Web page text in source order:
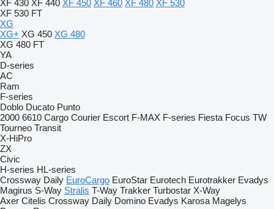
XF 430 XF 440 XF 450 XF 460 XF 480 XF 530
XF 530 FT
XG
XG+ XG 450 XG 480
XG 480 FT
YA
D-series
AC
Ram
F-series
Doblo Ducato Punto
2000 6610 Cargo Courier Escort F-MAX F-series Fiesta Focus TW
Tourneo Transit
X-HiPro
ZX
Civic
H-series HL-series
Crossway Daily EuroCargo EuroStar Eurotech Eurotrakker Evadys
Magirus S-Way Stralis T-Way Trakker Turbostar X-Way
Axer Citelis Crossway Daily Domino Evadys Karosa Magelys